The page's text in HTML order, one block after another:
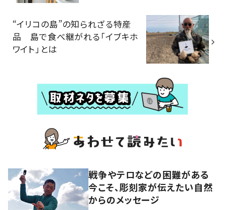
“イリコの島”の知られざる特産
品 島で食べ継がれる「イブキホ
ワイト」とは
戦争やテロなどの困難がある
今こそ、彫刻家が伝えたい自然
からのメッセージ